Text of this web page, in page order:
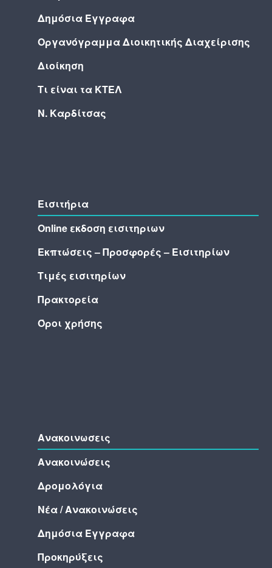
Δημόσια Έγγραφα
Οργανόγραμμα Διοικητικής Διαχείρισης
Διοίκηση
Τι είναι τα ΚΤΕΛ
Ν. Καρδίτσας
Εισιτήρια
Online εκδοση εισιτηριων
Εκπτώσεις – Προσφορές – Εισιτηρίων
Τιμές εισιτηρίων
Πρακτορεία
Όροι χρήσης
Ανακοινωσεις
Ανακοινώσεις
Δρομολόγια
Νέα / Ανακοινώσεις
Δημόσια Έγγραφα
Προκηρύξεις